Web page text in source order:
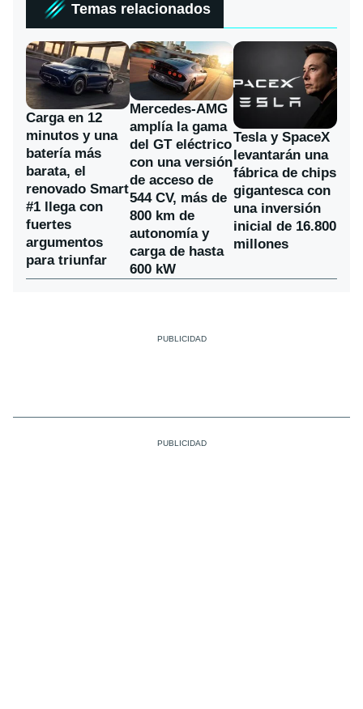
Temas relacionados
Carga en 12
minutos y una
batería más
barata, el
renovado Smart
#1 llega con
fuertes
argumentos
para triunfar
Mercedes-AMG
amplía la gama
del GT eléctrico
con una versión
de acceso de
544 CV, más de
800 km de
autonomía y
carga de hasta
600 kW
Tesla y SpaceX
levantarán una
fábrica de chips
gigantesca con
una inversión
inicial de 16.800
millones